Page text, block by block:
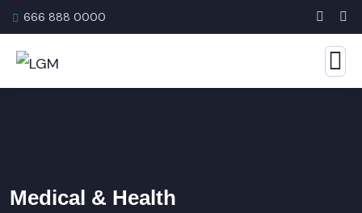
666 888 0000
Medical & Health